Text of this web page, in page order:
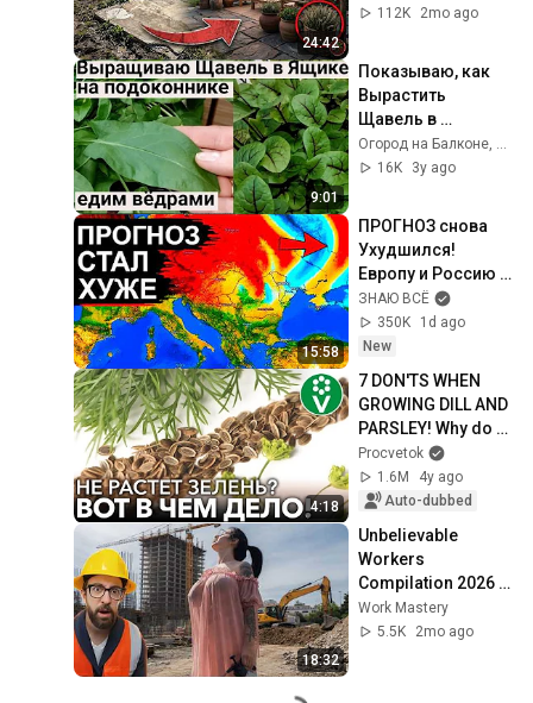
24:42
сделают ваш дом
112K
2mo ago
9:01
Показываю, как
Вырастить
Щавель в
Квартире. Огород
на Балконе.
16K
3y ago
15:58
ПРОГНОЗ снова
Ухудшился!
Европу и Россию
ждут резкие
перемены. Новый
удар на подходе
ЗНАЮ ВСЁ
350K
1d ago
New
4:18
7 DON'TS WHEN
GROWING DILL AND
PARSLEY! Why do
the greens grow
weak and
tasteless?
Procvetok
1.6M
4y ago
Auto-dubbed
18:32
Unbelievable
Workers
Compilation 2026 |
Working with
Talented Engineers
Work Mastery
5.5K
2mo ago